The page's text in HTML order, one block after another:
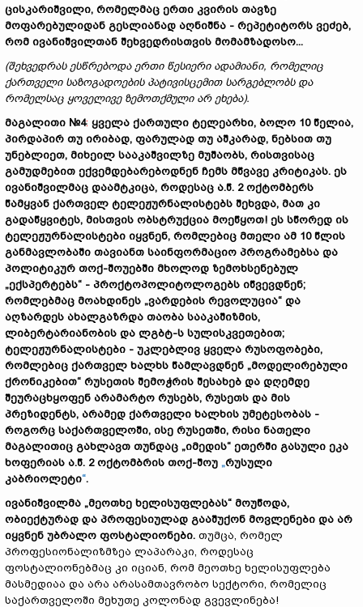
ცისკარიშვილი, რომელმაც ერთი კვირის თავზე
მოფარებულიდან გესლიანად აღნიშნა - რეპეტიტორს ვეძებ,
რომ ივანიშვილთან შეხვედრისთვის მომამზადოსო...
(შეხვედრას ესწრებოდა ერთი წესიერი ადამიანი, რომელიც
ქართველი საზოგადოების პატივისცემით სარგებლობს და
რომელსაც ყოველივე ზემოთქმული არ ეხება).
მაგალითი №4: ყველა ქართული ტელეარხი, ბოლო 10 წელია,
პირდაპირ თუ ირიბად, ფარულად თუ აშკარად, ნებსით თუ
უნებლიეთ, მიხეილ სააკაშვილზე მუშაობს, რისთვისაც
გამუდმებით ექვემდებარებოდნენ ჩემს მწვავე კრიტიკას. ეს
ივანიშვილმაც დაამტკიცა, როდესაც ა.წ. 2 ოქტომბერს
წამყვან ქართველ ტელეჟურნალისტებს შეხვდა, მათ კი
გადაწყვიტეს, მისთვის ობსტრუქცია მოეწყოთ! ეს სწორედ ის
ტელეჟურნალისტები იყვნენ, რომლებიც მთელი ამ 10 წლის
განმავლობაში თავიანთ საინფორმაციო პროგრამებსა და
პოლიტიკურ თოქ-შოუებში მხოლოდ ზემოხსენებულ
„ექსპერტებს“ - პროქტოპოლიტოლოგებს იწვევდნენ;
რომლებმაც მოახდინეს „ვარდების რევოლუცია“ და
აღზარდეს ახალგაზრდა თაობა სააკაშიზმის,
ლიბერტარიანობის და ლგბტ-ს სულისკვეთებით;
ტელეჟურნალისტები - უკლებლივ ყველა რუსოფობები,
რომლებიც ქართველ ხალხს წამლავდნენ „მოდელირებული
ქრონიკებით“ რუსეთის შემოჭრის შესახებ და დღემდე
შეურაცხყოფენ არამარტო რუსებს, რუსეთს და მის
პრეზიდენტს, არამედ ქართველი ხალხის უმეტესობას -
როგორც საქართველოში, ისე რუსეთში, რისი ნათელი
მაგალითიც გახლავთ თუნდაც „იმედის“ ეთერში გასული ეკა
ხოფერიას ა.წ. 2 ოქტომბრის თოქ-შოუ „რუსული
კაბრიოლეტი“.
ივანიშვილმა „მეოთხე ხელისუფლებას“ მოუწოდა,
ობიექტურად და პროფესიულად გააშუქონ მოვლენები და არ
იყვნენ უბრალო ფოსტალიონები. თუმცა, რომელ
პროფესიონალიზმზეა ლაპარაკი, როდესაც
ფოსტალიონებმაც კი იციან, რომ მეოთხე ხელისუფლება
მასმედიაა და არა არასამთავრობო სექტორი, რომელიც
საქართველოში მეხუთე კოლონად გვევლინება!